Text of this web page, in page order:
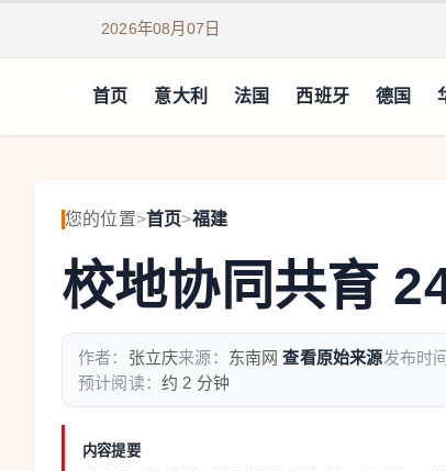
2026年08月07日
首页 意大利 法国 西班牙 德国
您的位置>首页>福建
校地协同共育
作者： 张立庆来源： 东南网 查看原始来源发布时间
预计阅读： 约 2 分钟
内容提要